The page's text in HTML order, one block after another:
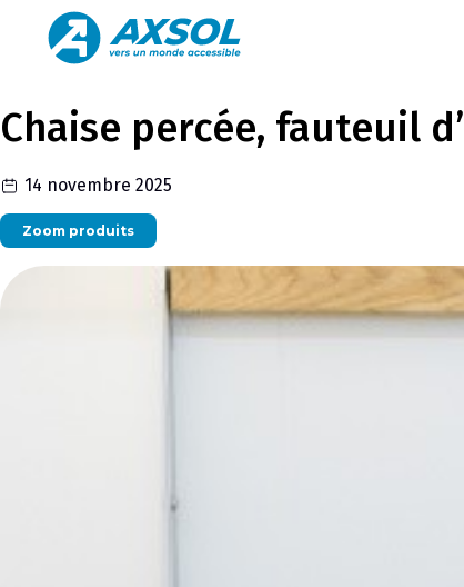
Chaise percée, fauteuil
14 novembre 2025
Zoom produits